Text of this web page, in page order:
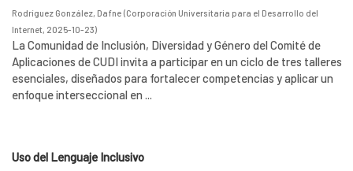
Rodríguez González, Dafne (Corporación Universitaria para el Desarrollo del
Internet, 2025-10-23)
La Comunidad de Inclusión, Diversidad y Género del Comité de
Aplicaciones de CUDI invita a participar en un ciclo de tres talleres
esenciales, diseñados para fortalecer competencias y aplicar un
enfoque interseccional en ...
Uso del Lenguaje Inclusivo